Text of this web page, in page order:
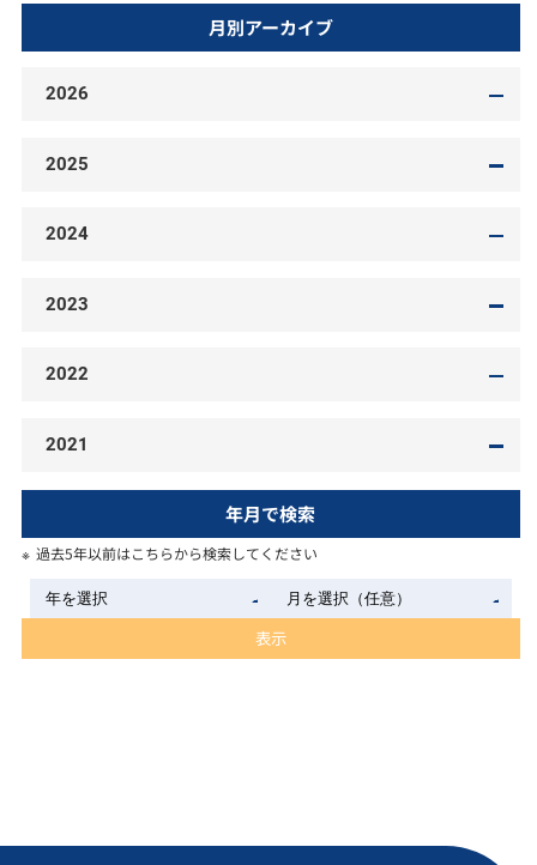
月別アーカイブ
2026
2025
2024
2023
2022
2021
年月で検索
過去5年以前はこちらから検索してください
表示